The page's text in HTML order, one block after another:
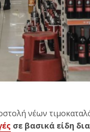
νέων
σε βασικά είδη